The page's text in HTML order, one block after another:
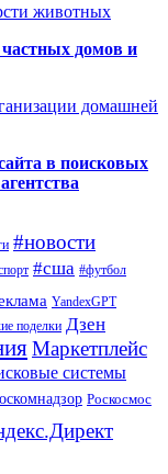
животных
домов и
домашней
в поисковых
#новости
#сша #футбол
YandexGPT
поделки Дзен
Маркетплейс
системы
Роскосмос